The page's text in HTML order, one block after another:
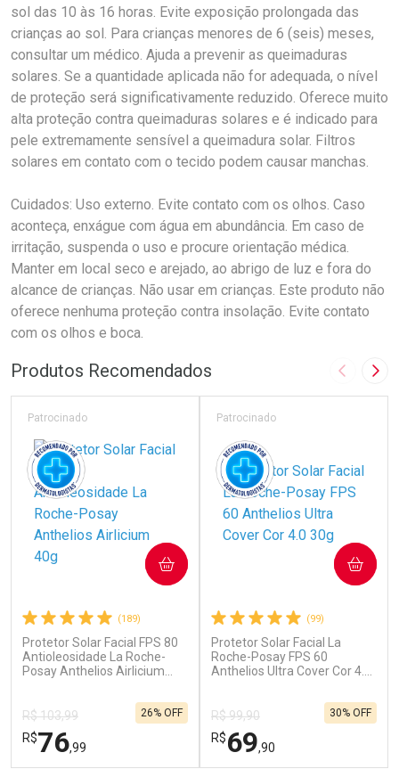
sol das 10 às 16 horas. Evite exposição prolongada das
crianças ao sol. Para crianças menores de 6 (seis) meses,
consultar um médico. Ajuda a prevenir as queimaduras
solares. Se a quantidade aplicada não for adequada, o nível
de proteção será significativamente reduzido. Oferece muito
alta proteção contra queimaduras solares e é indicado para
pele extremamente sensível a queimadura solar. Filtros
solares em contato com o tecido podem causar manchas.
Cuidados: Uso externo. Evite contato com os olhos. Caso
aconteça, enxágue com água em abundância. Em caso de
irritação, suspenda o uso e procure orientação médica.
Manter em local seco e arejado, ao abrigo de luz e fora do
alcance de crianças. Não usar em crianças. Este produto não
oferece nenhuma proteção contra insolação. Evite contato
com os olhos e boca.
Produtos Recomendados Imagem
(189)
Protetor Solar Facial FPS 80
Antioleosidade La Roche-
Posay Anthelios Airlicium
Patrocinado
R$ 103,99
R$76,99
26% OFF
COMPRAR
(99)
Protetor Solar Facial La
Roche-Posay FPS 60
Anthelios Ultra Cover Cor 4.0
Patrocinado
R$ 99,90
R$69,90
30% OFF
COMPRAR